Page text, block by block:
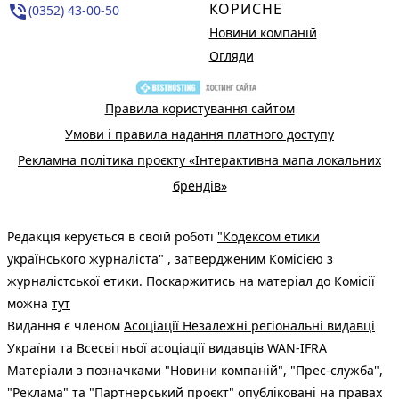
phone_in_talk(0352) 43-00-50 КОРИСНЕ
Новини компаній
Огляди
Правила користування сайтом
Умови і правила надання платного доступу
Рекламна політика проєкту «Інтерактивна мапа локальних
брендів»
Редакція керується в своїй роботі "Кодексом етики
українського журналіста" , затвердженим Комісією з
журналістської етики. Поскаржитись на матеріал до Комісії
можна тут
Видання є членом Асоціації Незалежні регіональні видавці
України та Всесвітньої асоціації видавців WAN-IFRA
Матеріали з позначками "Новини компаній", "Прес-служба",
"Реклама" та "Партнерський проєкт" опубліковані на правах